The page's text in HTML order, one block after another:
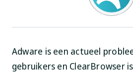
Adware is een actueel
gebruikers en ClearBrowser